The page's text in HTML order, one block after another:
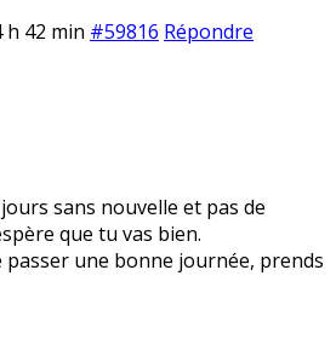
h 42 min #59816 Répondre
sans nouvelle et pas de
que tu vas bien.
passer une bonne journée, prends